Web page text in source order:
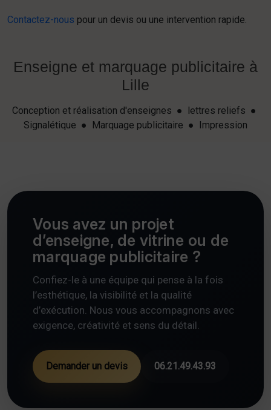
Contactez-nous pour un devis ou une intervention rapide.
Enseigne et marquage publicitaire à
Lille
Conception et réalisation d'enseignes ● lettres reliefs ●
Signalétique ● Marquage publicitaire ● Impression
Vous avez un projet
d’enseigne, de vitrine ou de
marquage publicitaire ?
Confiez-le à une équipe qui pense à la fois
l’esthétique, la visibilité et la qualité
d’exécution. Nous vous accompagnons avec
exigence, créativité et sens du détail.
Demander un devis 06.21.49.43.93